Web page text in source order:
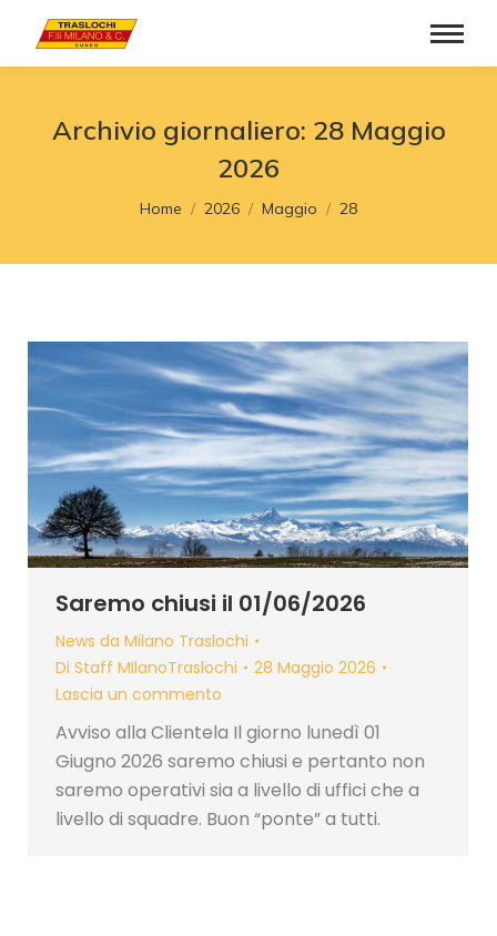
Archivio giornaliero: 28 Maggio
2026
Tu sei qui:
Home 2026 Maggio 28
Saremo chiusi il 01/06/2026
News da Milano Traslochi
Di Staff MIlanoTraslochi
28 Maggio 2026
Lascia un commento
Avviso alla Clientela Il giorno lunedì 01
Giugno 2026 saremo chiusi e pertanto non
saremo operativi sia a livello di uffici che a
livello di squadre. Buon “ponte” a tutti.